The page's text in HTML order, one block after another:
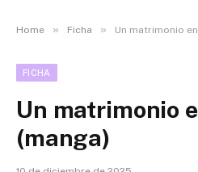
Home » Ficha » Un matrimonio
FICHA
Un matrimonio
(manga)